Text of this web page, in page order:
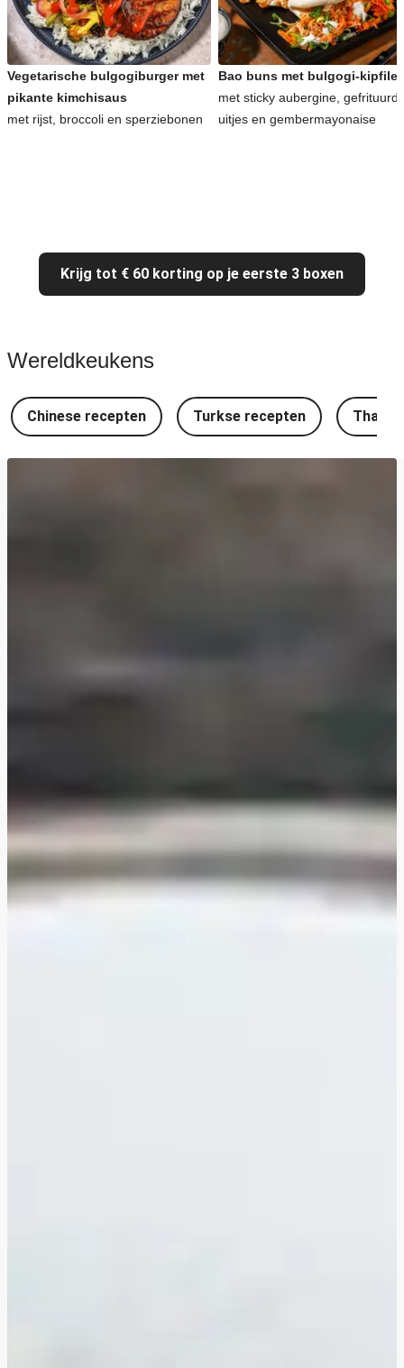
Vegetarische bulgogiburger met
pikante kimchisaus
met rijst, broccoli en sperziebonen
Bao buns met bulgogi-kipfilet
met sticky aubergine,
uitjes en gembermayonaise
Krijg tot € 60 korting op je eerste 3 boxen
Wereldkeukens
Chinese recepten Turkse recepten Thaise